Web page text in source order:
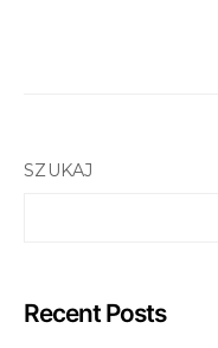
SZUKAJ
Recent Posts